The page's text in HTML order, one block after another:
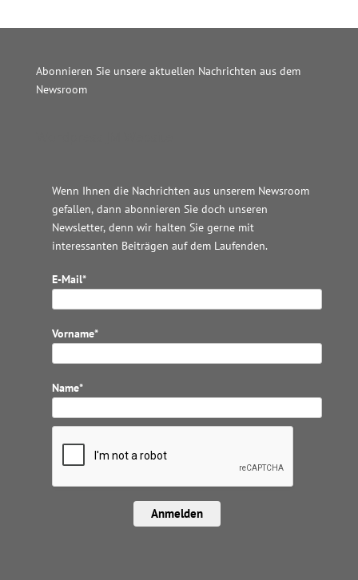
Abonnieren Sie unsere aktuellen Nachrichten aus dem
Newsroom
Wenn Ihnen die Nachrichten aus unserem Newsroom
gefallen, dann abonnieren Sie doch unseren
Newsletter, denn wir halten Sie gerne mit
interessanten Beiträgen auf dem Laufenden.
E-Mail*
Vorname*
Name*
Anmelden